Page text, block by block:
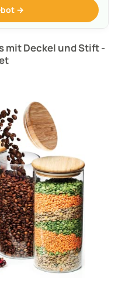
→
mit Deckel und Stift -